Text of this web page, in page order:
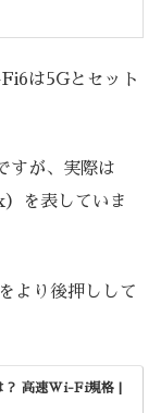
は5Gとセット
すが、実際は
を表していま
より後押しして
高速Wi-Fi規格 |